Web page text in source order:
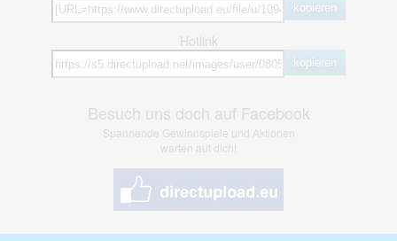
kopieren
Hotlink
kopieren
Besuch uns doch auf Facebook
Spannende Gewinnspiele und Aktionen
warten auf dich!